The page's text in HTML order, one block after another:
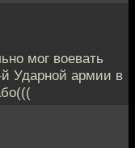
мог воевать
Ударной армии в